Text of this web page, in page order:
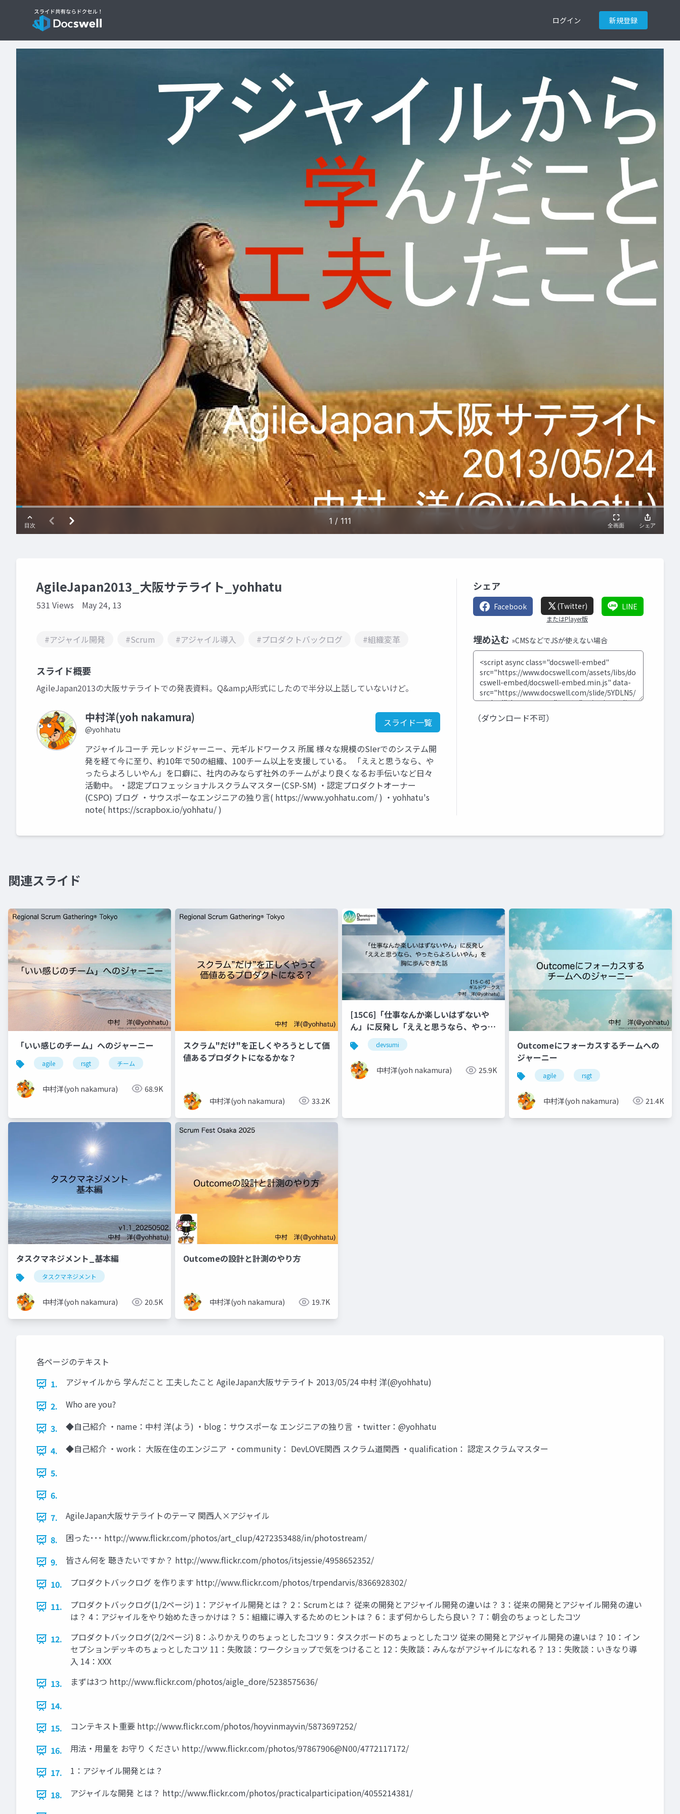
ログイン 新規登録
AgileJapan2013_大阪サテライト_yohhatu
531 Views May 24, 13
#アジャイル開発 #Scrum #アジャイル導入 #プロダクトバックログ #組織変革
スライド概要
AgileJapan2013の大阪サテライトでの発表資料。Q&amp;A形式にしたので半分以上話していないけど。
中村洋(yoh nakamura)
@yohhatu
スライド一覧
アジャイルコーチ 元レッドジャーニー、元ギルドワークス 所属 様々な規模のSIerでのシステム開
発を経て今に至り、約10年で50の組織、100チーム以上を支援している。 「ええと思うなら、や
ったらよろしいやん」を口癖に、社内のみならず社外のチームがより良くなるお手伝いなど日々
活動中。 ・認定プロフェッショナルスクラムマスター(CSP-SM) ・認定プロダクトオーナー
(CSPO) ブログ ・サウスポーなエンジニアの独り言( https://www.yohhatu.com/ ) ・yohhatu's
note( https://scrapbox.io/yohhatu/ )
シェア
Facebook (Twitter)
またはPlayer版
LINE
埋め込む »CMSなどでJSが使えない場合
（ダウンロード不可）
関連スライド
「いい感じのチーム」へのジャーニー
agile rsgt チーム
中村洋(yoh nakamura) 68.9K
スクラム"だけ"を正しくやろうとして価
値あるプロダクトになるかな？
中村洋(yoh nakamura) 33.2K
[15C6]「仕事なんか楽しいはずないや
ん」に反発し「ええと思うなら、やった
らよろしいやん」を胸に歩んできた話
_2
devsumi
中村洋(yoh nakamura) 25.9K
Outcomeにフォーカスするチームへの
ジャーニー
agile rsgt
中村洋(yoh nakamura) 21.4K
タスクマネジメント_基本編
タスクマネジメント
中村洋(yoh nakamura) 20.5K
Outcomeの設計と計測のやり方
中村洋(yoh nakamura) 19.7K
各ページのテキスト
1.
アジャイルから 学んだこと 工夫したこと AgileJapan大阪サテライト 2013/05/24 中村 洋(@yohhatu)
2.
Who are you?
3.
◆自己紹介 ・name：中村 洋(よう) ・blog：サウスポーな エンジニアの独り言 ・twitter：@yohhatu
4.
◆自己紹介 ・work： 大阪在住のエンジニア ・community： DevLOVE関西 スクラム道関西 ・qualification： 認定スクラムマスター
5.
6.
7.
AgileJapan大阪サテライトのテーマ 関西人×アジャイル
8.
困った･･･ http://www.flickr.com/photos/art_clup/4272353488/in/photostream/
9.
皆さん何を 聴きたいですか？ http://www.flickr.com/photos/itsjessie/4958652352/
10.
プロダクトバックログ を作ります http://www.flickr.com/photos/trpendarvis/8366928302/
11.
プロダクトバックログ(1/2ページ) 1：アジャイル開発とは？ 2：Scrumとは？ 従来の開発とアジャイル開発の違いは？ 3：従来の開発とアジャイル開発の違い
は？ 4：アジャイルをやり始めたきっかけは？ 5：組織に導入するためのヒントは？ 6：まず何からしたら良い？ 7：朝会のちょっとしたコツ
12.
プロダクトバックログ(2/2ページ) 8：ふりかえりのちょっとしたコツ 9：タスクボードのちょっとしたコツ 従来の開発とアジャイル開発の違いは？ 10：イン
セプションデッキのちょっとしたコツ 11：失敗談：ワークショップで気をつけること 12：失敗談：みんながアジャイルになれる？ 13：失敗談：いきなり導
入 14：XXX
13.
まずは3つ http://www.flickr.com/photos/aigle_dore/5238575636/
14.
15.
コンテキスト重要 http://www.flickr.com/photos/hoyvinmayvin/5873697252/
16.
用法・用量を お守り ください http://www.flickr.com/photos/97867906@N00/4772117172/
17.
1：アジャイル開発とは？
18.
アジャイルな開発 とは？ http://www.flickr.com/photos/practicalparticipation/4055214381/